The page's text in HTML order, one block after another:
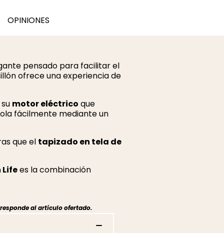
OPINIONES
pensado para facilitar el
ofrece una experiencia de
motor eléctrico que
fácilmente mediante un
que el tapizado en tela de
Lifees la combinación
al artículo ofertado.